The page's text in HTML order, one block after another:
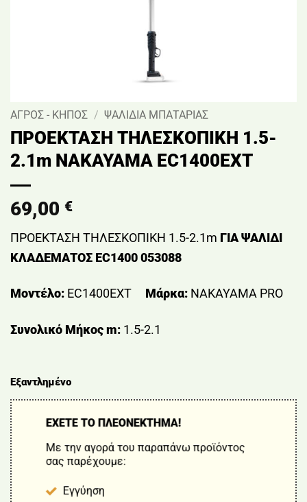
ΑΓΡΟΣ - ΚΗΠΟΣ / ΨΑΛΙΔΙΑ ΜΠΑΤΑΡΙΑΣ
ΠΡΟΕΚΤΑΣΗ ΤΗΛΕΣΚΟΠΙΚΗ 1.5-
2.1m ΝΑΚΑΥΑΜΑ EC1400EXT
69,00 €
ΠΡΟΕΚΤΑΣΗ ΤΗΛΕΣΚΟΠΙΚΗ 1.5-2.1m ΓΙΑ ΨΑΛΙΔΙ
ΚΛΑΔΕΜΑΤΟΣ EC1400 053088
Μοντέλο: EC1400EXT Μάρκα: NAKAYAMA PRO
Συνολικό Μήκος m: 1.5-2.1
Εξαντλημένο
ΕΧΕΤΕ ΤΟ ΠΛΕΟΝΕΚΤΗΜΑ!
Με την αγορά του παραπάνω προϊόντος
σας παρέχουμε:
Εγγύηση